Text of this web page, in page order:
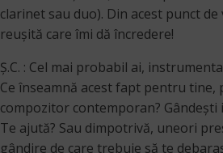
clarinet sau duo). Din acest punct de
reușită care îmi dă încredere!
Ș.C. : Cel mai probabil ai,
Ce înseamnă acest fapt pentru tine,
compozitor contemporan? Gândeşti
Te ajută? Sau dimpotrivă, uneori
gândire de care trebuie să te